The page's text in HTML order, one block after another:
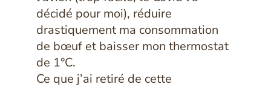
décidé pour moi), réduire
drastiquement ma consommation
de bœuf et baisser mon thermostat
de 1°C.
Ce que j’ai retiré de cette